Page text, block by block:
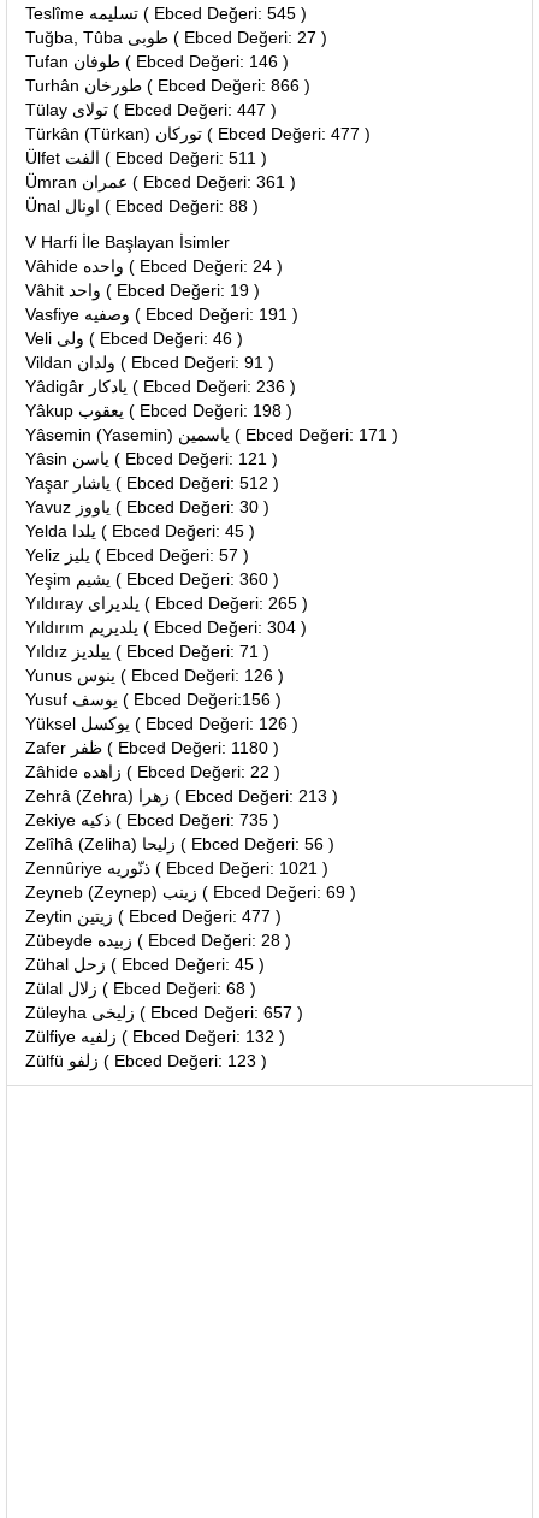
Teslîme تسليمه ( Ebced Değeri: 545 )
Tuğba, Tûba طوبى ( Ebced Değeri: 27 )
Tufan طوفان ( Ebced Değeri: 146 )
Turhân طورخان ( Ebced Değeri: 866 )
Tülay تولاى ( Ebced Değeri: 447 )
Türkân (Türkan) توركان ( Ebced Değeri: 477 )
Ülfet الفت ( Ebced Değeri: 511 )
Ümran عمران ( Ebced Değeri: 361 )
Ünal اونال ( Ebced Değeri: 88 )
V Harfi İle Başlayan İsimler
Vâhide واحده ( Ebced Değeri: 24 )
Vâhit واحد ( Ebced Değeri: 19 )
Vasfiye وصفيه ( Ebced Değeri: 191 )
Veli ولى ( Ebced Değeri: 46 )
Vildan ولدان ( Ebced Değeri: 91 )
Yâdigâr يادكار ( Ebced Değeri: 236 )
Yâkup يعقوب ( Ebced Değeri: 198 )
Yâsemin (Yasemin) ياسمين ( Ebced Değeri: 171 )
Yâsin ياسن ( Ebced Değeri: 121 )
Yaşar ياشار ( Ebced Değeri: 512 )
Yavuz ياووز ( Ebced Değeri: 30 )
Yelda يلدا ( Ebced Değeri: 45 )
Yeliz يليز ( Ebced Değeri: 57 )
Yeşim يشيم ( Ebced Değeri: 360 )
Yıldıray يلديراى ( Ebced Değeri: 265 )
Yıldırım يلديريم ( Ebced Değeri: 304 )
Yıldız ييلديز ( Ebced Değeri: 71 )
Yunus ينوس ( Ebced Değeri: 126 )
Yusuf يوسف ( Ebced Değeri:156 )
Yüksel يوكسل ( Ebced Değeri: 126 )
Zafer ظفر ( Ebced Değeri: 1180 )
Zâhide زاهده ( Ebced Değeri: 22 )
Zehrâ (Zehra) زهرا ( Ebced Değeri: 213 )
Zekiye ذكيه ( Ebced Değeri: 735 )
Zelîhâ (Zeliha) زليحا ( Ebced Değeri: 56 )
Zennûriye ذنّوريه ( Ebced Değeri: 1021 )
Zeyneb (Zeynep) زينب ( Ebced Değeri: 69 )
Zeytin زيتين ( Ebced Değeri: 477 )
Zübeyde زبيده ( Ebced Değeri: 28 )
Zühal زحل ( Ebced Değeri: 45 )
Zülal زلال ( Ebced Değeri: 68 )
Züleyha زليخى ( Ebced Değeri: 657 )
Zülfiye زلفيه ( Ebced Değeri: 132 )
Zülfü زلفو ( Ebced Değeri: 123 )